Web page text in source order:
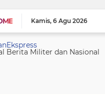
Kamis 6 Agu 2026
Berita Militer dan Nasional